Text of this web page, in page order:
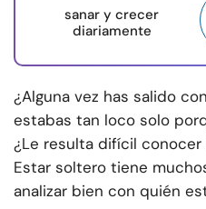
sanar y crecer
diariamente
¿Alguna vez has salido
estabas tan loco solo
¿Le resulta difícil conocer
Estar soltero tiene
analizar bien con quién